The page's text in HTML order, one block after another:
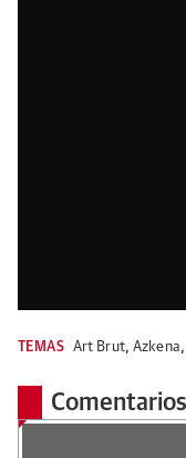
TEMAS Art Brut,Azkena,
Comentarios